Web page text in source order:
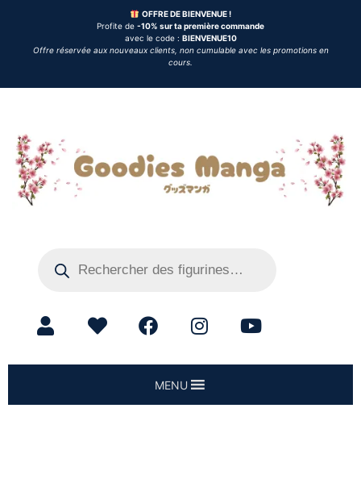
OFFRE DE BIENVENUE !
Profite de -10% sur ta première commande
avec le code : BIENVENUE10
Offre réservée aux nouveaux clients, non cumulable avec les promotions en
cours.
MENU